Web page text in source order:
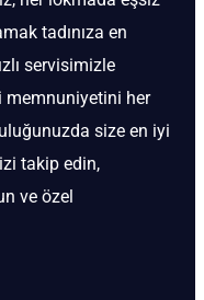
tadınıza en
servisimizle
memnuniyetini her
size en iyi
takip edin,
ve özel